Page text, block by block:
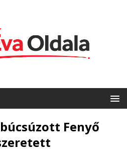
Fenyő